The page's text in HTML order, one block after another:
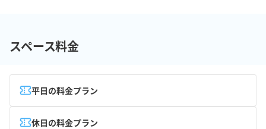
スペース料金
平日の料金プラン
休日の料金プラン